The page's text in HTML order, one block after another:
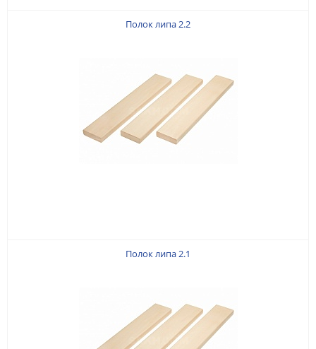
Полок липа 2.2
Полок липа 2.1